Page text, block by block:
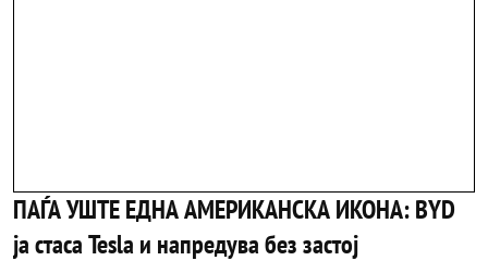
ПАЃА УШТЕ ЕДНА АМЕРИКАНСКА ИКОНА: BYD
ја стаса Tesla и напредува без застој